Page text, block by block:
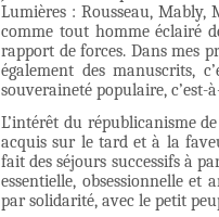
Lumières : Rousseau, Mably,
comme tout homme éclairé
rapport de forces. Dans mes
également des manuscrits,
souveraineté populaire, c’est-
L’intérêt du républicanisme
acquis sur le tard et à la
fait des séjours successifs à
essentielle, obsessionnelle et
par solidarité, avec le petit